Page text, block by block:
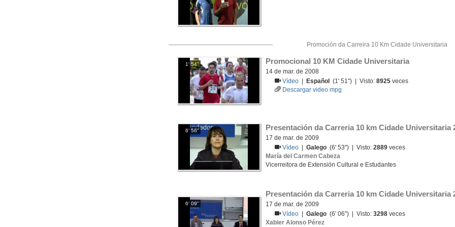
Promoción da Carreira 10 Km Cidade Universitaria
1' 54'' Promocional 10 KM Cidade Universitaria
14 de mar. de 2008
Vídeo |Español (1' 51'') | Visto:8925 veces
Descargar video mpg
6' 56'' Presentación da Carreria 10 km Cidade Universitaria
17 de mar. de 2009
Vídeo |Galego (6' 53'') | Visto:2889 veces
María del Carmen Cabeza
Vicerreitora de Extensión Cultural e Estudantes
6' 09''
Presentación da Carreria 10 km Cidade Universitaria
17 de mar. de 2009
Vídeo |Galego (6' 06'') | Visto:3298 veces
Xabier Alonso Pérez